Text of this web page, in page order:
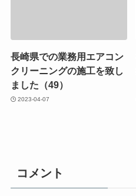
長崎県での業務用エアコン
クリーニングの施工を致し
ました（49）
2023-04-07
コメント